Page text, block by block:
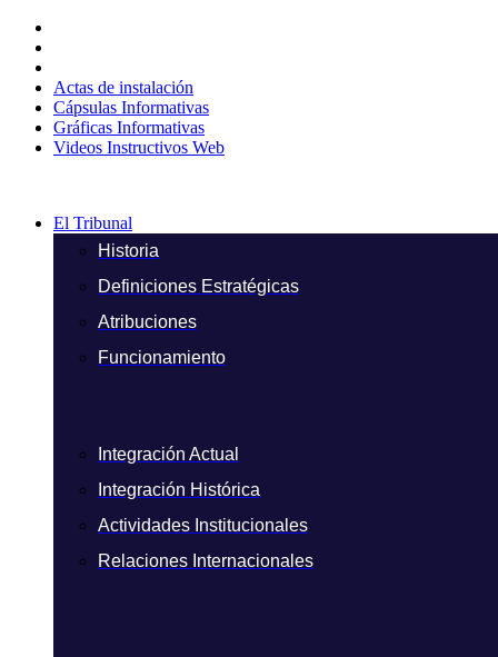
contenido
Actas de instalación
Cápsulas Informativas
Gráficas Informativas
Videos Instructivos Web
El Tribunal
Historia
Definiciones Estratégicas
Atribuciones
Funcionamiento
Integración Actual
Integración Histórica
Actividades Institucionales
Relaciones Internacionales